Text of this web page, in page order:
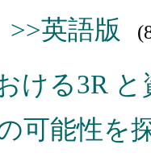
>>英語版
ける3R
可能性を